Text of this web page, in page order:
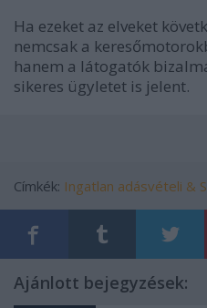
Ha ezeket az elveket
nemcsak a
hanem a látogatók
sikeres ügyletet is jelent.
Címkék: Ingatlan adásvételi &
Ajánlott bejegyzések: